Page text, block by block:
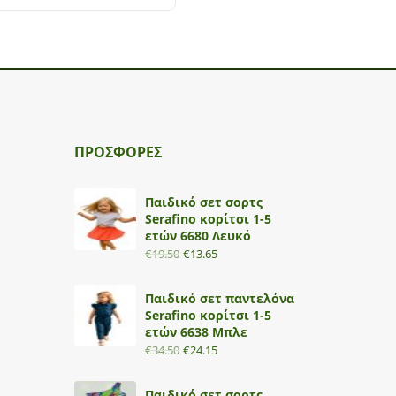
ΠΡΟΣΦΟΡΕΣ
Παιδικό σετ σορτς
Serafino κορίτσι 1-5
ετών 6680 Λευκό
€19.50 €13.65
Παιδικό σετ παντελόνα
Serafino κορίτσι 1-5
ετών 6638 Μπλε
€34.50 €24.15